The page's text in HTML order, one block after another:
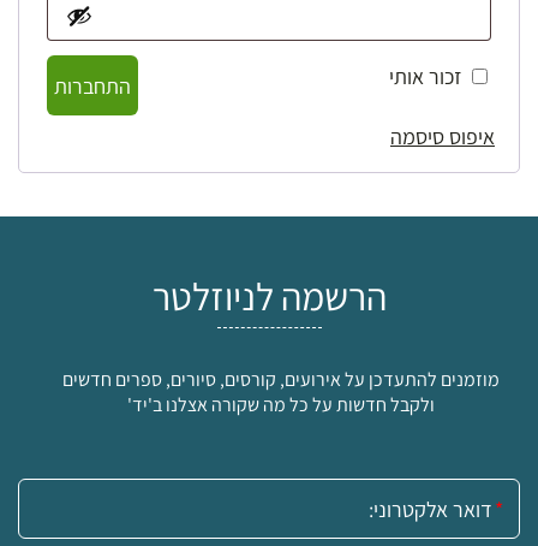
זכור אותי
התחברות
איפוס סיסמה
הרשמה לניוזלטר
מוזמנים להתעדכן על אירועים, קורסים, סיורים, ספרים חדשים
ולקבל חדשות על כל מה שקורה אצלנו ב'יד'
אימייל: